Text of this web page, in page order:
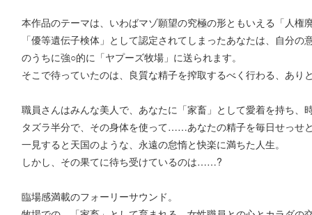
本作品のテーマは、いわばマゾ願望の究極の形ともいえる「人権
「優等遺伝子検体」として認定されてしまったあなたは、自分
のうちに強○的に「ヤプーズ牧場」に送られます。
そこで待っていたのは、良質な精子を搾取するべく行わる、あり
職員さんはみんな美人で、あなたに「家畜」として愛着を持ち、
タズラ半分で、その身体を使って……あなたの精子を毎日せっせ
一見すると天国のような、永遠の怠惰と快楽に満ちた人生。
しかし、その果てに待ち受けているのは……?
臨場感満載のフォーリーサウンド。